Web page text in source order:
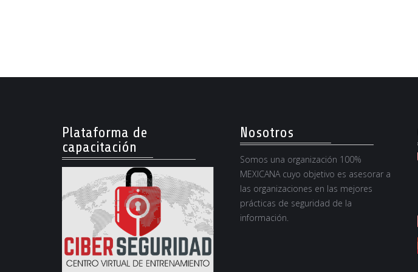
Plataforma de
capacitación
Nosotros
Somos una organización 100%
MEXICANA cuyo objetivo es asesorar a
las organizaciones en las mejores
prácticas de seguridad de la
información.